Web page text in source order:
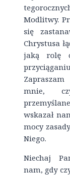
Modlitwy.
się
Chrystusa
jaką rolę
mnie,
wskazał
mocy
Niego.
Niechaj
nam, gdy